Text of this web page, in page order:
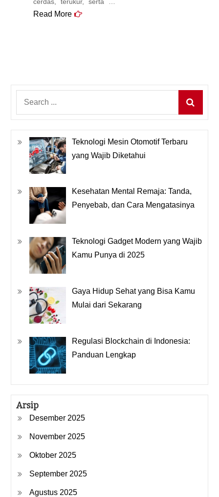
Read More
Teknologi Mesin Otomotif Terbaru
yang Wajib Diketahui
Kesehatan Mental Remaja: Tanda,
Penyebab, dan Cara Mengatasinya
Teknologi Gadget Modern yang Wajib
Kamu Punya di 2025
Gaya Hidup Sehat yang Bisa Kamu
Mulai dari Sekarang
Regulasi Blockchain di Indonesia:
Panduan Lengkap
Arsip
Desember 2025
November 2025
Oktober 2025
September 2025
Agustus 2025